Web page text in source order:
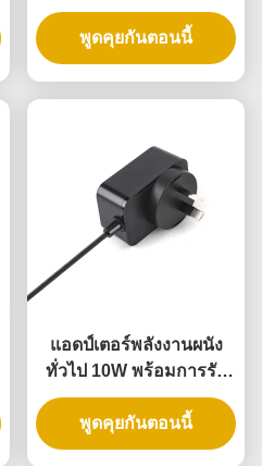
การรับประกัน 3 ปี และ AC
DC Power Supply
พูดคุยกันตอนนี้
แอดป์เตอร์พลังงานผนัง
ทั่วไป 10W พร้อมการรับ
ประกัน 3 ปีและความดัน
ออกหลายครั้ง
พูดคุยกันตอนนี้